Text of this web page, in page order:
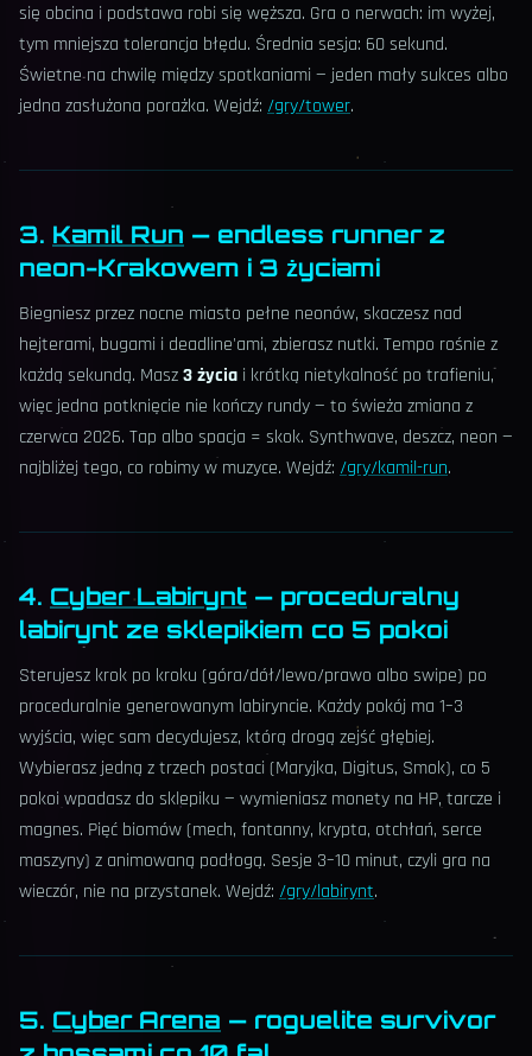
się obcina i podstawa robi się węższa. Gra o nerwach: im wyżej,
tym mniejsza tolerancja błędu. Średnia sesja: 60 sekund.
Świetne na chwilę między spotkaniami — jeden mały sukces albo
jedna zasłużona porażka. Wejdź: /gry/tower.
3. Kamil Run — endless runner z
neon-Krakowem i 3 życiami
Biegniesz przez nocne miasto pełne neonów, skaczesz nad
hejterami, bugami i deadline'ami, zbierasz nutki. Tempo rośnie z
każdą sekundą. Masz3 życia i krótką nietykalność po trafieniu,
więc jedna potknięcie nie kończy rundy — to świeża zmiana z
czerwca 2026. Tap albo spacja = skok. Synthwave, deszcz, neon —
najbliżej tego, co robimy w muzyce. Wejdź: /gry/kamil-run.
4. Cyber Labirynt — proceduralny
labirynt ze sklepikiem co 5 pokoi
Sterujesz krok po kroku (góra/dół/lewo/prawo albo swipe) po
proceduralnie generowanym labiryncie. Każdy pokój ma 1–3
wyjścia, więc sam decydujesz, którą drogą zejść głębiej.
Wybierasz jedną z trzech postaci (Maryjka, Digitus, Smok), co 5
pokoi wpadasz do sklepiku — wymieniasz monety na HP, tarcze i
magnes. Pięć biomów (mech, fontanny, krypta, otchłań, serce
maszyny) z animowaną podłogą. Sesje 3–10 minut, czyli gra na
wieczór, nie na przystanek. Wejdź: /gry/labirynt.
5. Cyber Arena — roguelite survivor